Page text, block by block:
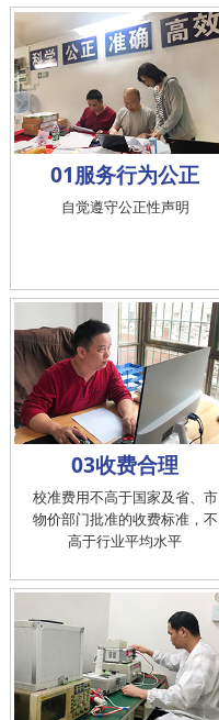
01服务行为公正
自觉遵守公正性声明
03收费合理
校准费用不高于国家及省、市
物价部门批准的收费标准，不
高于行业平均水平